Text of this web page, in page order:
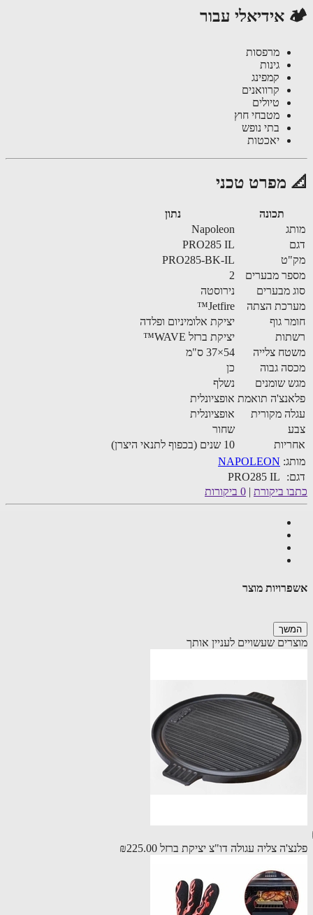
עבור
מרפסות
גינות
קמפינג
קרוואנים
טיולים
מטבחי חוץ
בתי נופש
יאכטות
מפרט טכני
תכונה
Napoleon
PRO285 IL
PRO285-BK-IL
מבערים
2
מבערים
נירוסטה
הצתה
Jetfire™
גוף
יציקת אלומיניום ופלדה
יציקת ברזל WAVE™
צלייה
54×37 ס"מ
גבוה
שומנים
נשלף
תואמת אופציונלית
מקורית
אופציונלית
שחור
NAPOLEON
PRO285 IL
ביקורת|0 ביקורות
מוצר
שעשויים לעניין אותך
צליה עגולה דו"צ יציקת ברזל ₪225.00